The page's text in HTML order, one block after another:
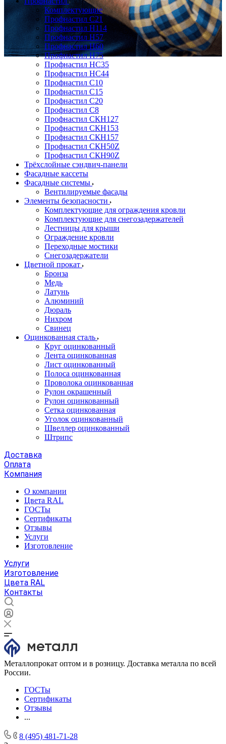
Комплектующие
Профнастил C21
Профнастил Н114
Профнастил Н57
Профнастил Н60
Профнастил Н75
Профнастил НС35
Профнастил НС44
Профнастил С10
Профнастил С15
Профнастил С20
Профнастил С8
Профнастил СКН127
Профнастил СКН153
Профнастил СКН157
Профнастил СКН50Z
Профнастил СКН90Z
Трёхслойные сэндвич-панели
Фасадные кассеты
Фасадные системы
Вентилируемые фасады
Элементы безопасности
Комплектующие для ограждения кровли
Комплектующие для снегозадержателей
Лестницы для крыши
Ограждение кровли
Переходные мостики
Снегозадержатели
Цветной прокат
Бронза
Медь
Латунь
Алюминий
Дюраль
Нихром
Свинец
Оцинкованная сталь
Круг оцинкованный
Лента оцинкованная
Лист оцинкованный
Полоса оцинкованная
Проволока оцинкованная
Рулон окрашенный
Рулон оцинкованный
Сетка оцинкованная
Уголок оцинкованный
Швеллер оцинкованный
Штрипс
Доставка
Оплата
Компания
О компании
Цвета RAL
ГОСТы
Сертификаты
Отзывы
Услуги
Изготовление
Услуги
Изготовление
Цвета RAL
Контакты
Металлопрокат оптом и в розницу. Доставка металла по всей
России.
ГОСТы
Сертификаты
Отзывы
...
8 (495) 481-71-28